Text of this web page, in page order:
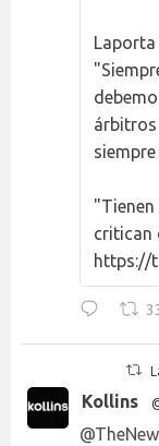
Laporta
árbitros
"Tienen
critican
https://
Kollins